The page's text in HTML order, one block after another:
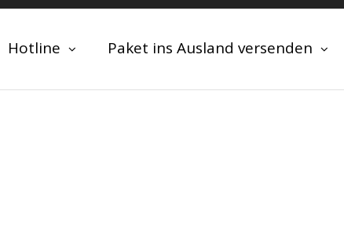
Hotline Paket ins Ausland versenden